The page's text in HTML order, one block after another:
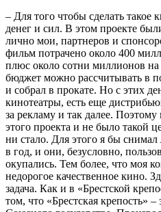
– Для того чтобы сделать такое
денег и сил. В этом проекте
лично мои, партнеров и
фильм потрачено около 400
плюс около сотни миллионов на
бюджет можно рассчитывать в
и собрал в прокате. Но с этих
кинотеатры, есть еще
за рекламу и так далее.
этого проекта и не было такой
ни стало. Для этого я бы
в год, и они, безусловно,
окупались. Тем более, что моя
недорогое качественное кино.
задача. Как и в «Брестской
том, что «Брестская крепость»